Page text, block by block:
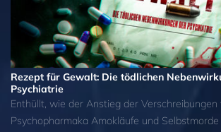
Rezept für Gewalt: Die tödlichen
Psychiatrie
Enthüllt, wie der Anstieg der Verschreibungen
Psychopharmaka Amokläufe und